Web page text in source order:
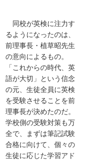
同校が英検に注力す
るようになったのは、
前理事長・植草昭先生
の意向によるもの。
「これからの時代、英
語が大切」という信念
の元、生徒全員に英検
を受験させることを前
理事長が決めたのだ。
学校側の受験対策も万
全で、まずは筆記試験
合格に向けて、個々の
生徒に応じた学習アド